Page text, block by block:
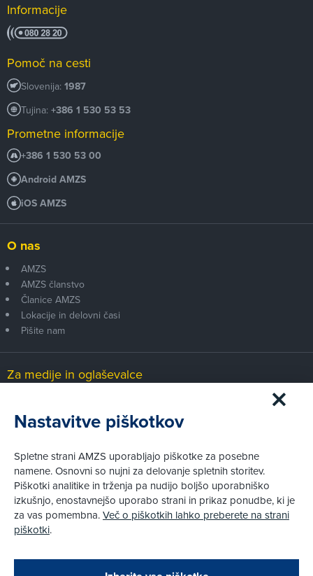
Zapri
Podarjamo vam 10 €!
Informacije
Pomoč na cesti
Slovenija: 1987
Tujina: +386 1 530 53 53
Prometne informacije
+386 1 530 53 00
Android AMZS
iOS AMZS
O nas
AMZS
AMZS članstvo
Članice AMZS
Lokacije in delovni časi
Pišite nam
Za medije in oglaševalce
Piškotki
Politika zasebnosti
Informacije o obdelavi osebnih podatkov - videonadzor
Pravno obvestilo
Izvensodno reševanje potrošniških sporov
Cenik članstva AMZS
Nastavitve piškotkov
Spletne strani AMZS uporabljajo piškotke za posebne
namene. Osnovni so nujni za delovanje spletnih storitev.
Piškotki analitike in trženja pa nudijo boljšo uporabniško
izkušnjo, enostavnejšo uporabo strani in prikaz ponudbe, ki je
za vas pomembna.Več o piškotkih lahko preberete na strani
piškotki.